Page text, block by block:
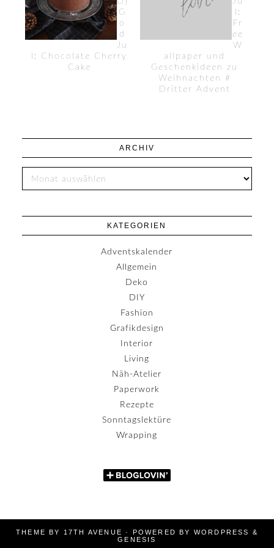
G
o
d
Ju
l: Chocolate Cherry
Cake
l:
Fr
ee
W
allpaper und
Geschenkideen zu
Weihnachten #
Dritter Advent
ARCHIV
KATEGORIEN
Adventskalender
Allgemein
Deko
DIY
Fashion
Grafikdesign
Interior
Living
Näh-Atelier
Paperwork
Rezepte
Sonntagslektüre
Wrapping
THEME BY 17TH AVENUE · POWERED BY WORDPRESS
&
GENESIS